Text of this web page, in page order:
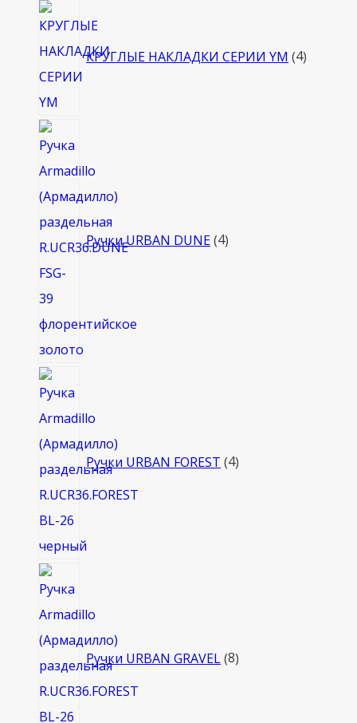
КРУГЛЫЕ НАКЛАДКИ СЕРИИ YM 4
Ручки URBAN DUNE 4
Ручки URBAN FOREST 4
Ручки URBAN GRAVEL 8